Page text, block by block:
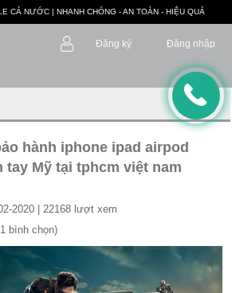
CẢ NƯỚC | NHANH CHÓNG - AN TOÀN - HIỆU QUẢ
Đăng nhập
Đăng ký
hành iphone ipad airpod
tay Mỹ tại tphcm việt nam
2020 | 22168 lượt xem
bình chọn)